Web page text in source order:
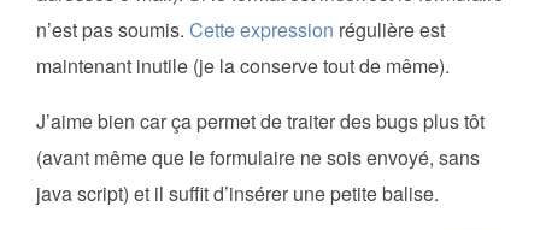
n’est pas soumis. Cette expression régulière est
maintenant inutile (je la conserve tout de même).
J’aime bien car ça permet de traiter des bugs plus tôt
(avant même que le formulaire ne sois envoyé, sans
java script) et il suffit d’insérer une petite balise.